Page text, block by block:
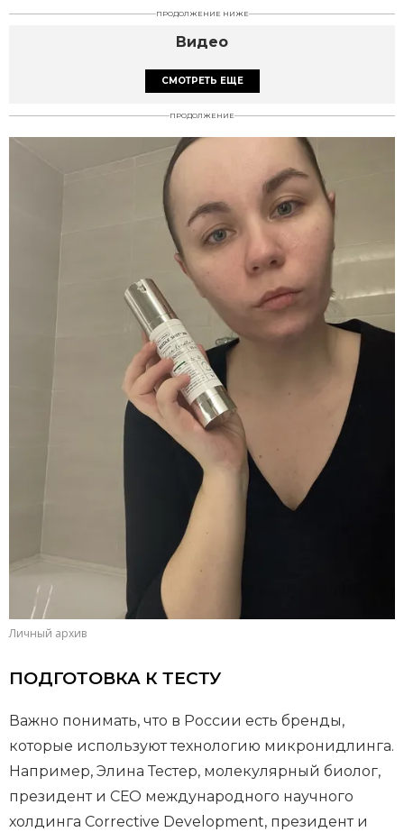
ПРОДОЛЖЕНИЕ НИЖЕ
Видео
СМОТРЕТЬ ЕЩЕ
ПРОДОЛЖЕНИЕ
Личный архив
ПОДГОТОВКА К ТЕСТУ
Важно понимать, что в России есть бренды,
которые используют технологию микронидлинга.
Например, Элина Тестер, молекулярный биолог,
президент и СЕО международного научного
холдинга Corrective Development, президент и